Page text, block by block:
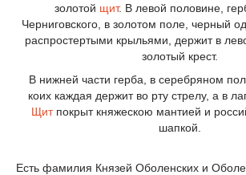
золотой щит. В левой половине,
Черниговского, в золотом поле, черный
распростертыми крыльями, держит в
золотый крест.
В нижней части герба, в серебряном
коих каждая держит во рту стрелу, а в
Щитпокрыт княжескою мантией и
шапкой.
Есть фамилия Князей Оболенских и